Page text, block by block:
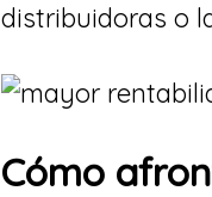
distribuidoras o
Cómo